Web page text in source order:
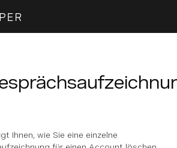
Ihnen, wie Sie eine einzelne